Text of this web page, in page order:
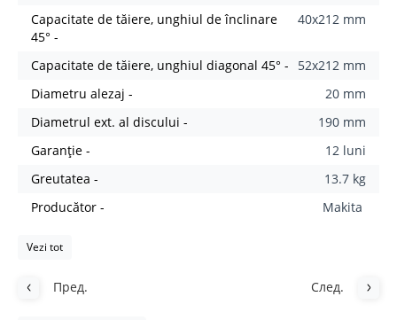
Capacitate de tăiere, unghiul de înclinare
45° -
40x212 mm
Capacitate de tăiere, unghiul diagonal 45° -
52x212 mm
Diametru alezaj -
20 mm
Diametrul ext. al discului -
190 mm
Garanție -
12 luni
Greutatea -
13.7 kg
Producător -
Makita
Vezi tot
Пред. След.